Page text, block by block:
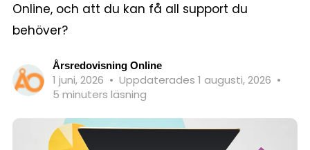
Online, och att du kan få all support du
behöver?
Årsredovisning Online
1 juni, 2026 • Uppdaterades 1 augusti, 2026 •
5 minuters läsning